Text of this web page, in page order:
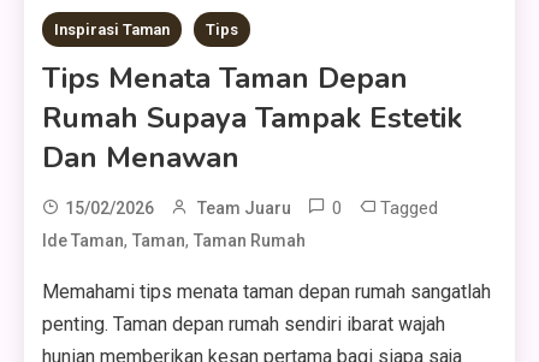
Inspirasi Taman Tips
Tips Menata Taman Depan
Rumah Supaya Tampak Estetik
Dan Menawan
15/02/2026 Team Juaru 0 Tagged
Ide Taman, Taman, Taman Rumah
Memahami tips menata taman depan rumah sangatlah
penting. Taman depan rumah sendiri ibarat wajah
hunian memberikan kesan pertama bagi siapa saja